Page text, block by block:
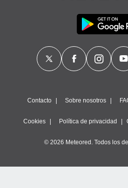
Contacto Sobre nosotros
Cookies Política de privacidad
© 2026 Meteored. Todos los